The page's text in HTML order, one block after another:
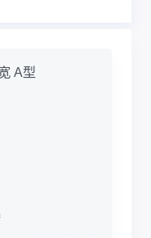
A型